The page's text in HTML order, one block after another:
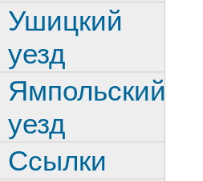
Ушицкий
уезд
Ямпольский
уезд
Ссылки